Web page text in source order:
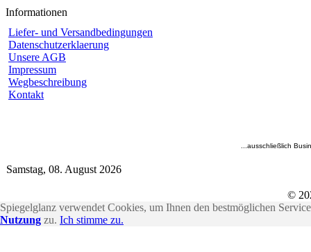
Informationen
Liefer- und Versandbedingungen
Datenschutzerklaerung
Unsere AGB
Impressum
Wegbeschreibung
Kontakt
...ausschließlich
Samstag, 08. August 2026
©
Spiegelglanz verwendet Cookies, um Ihnen den bestmöglichen
Nutzung zu. Ich stimme zu.